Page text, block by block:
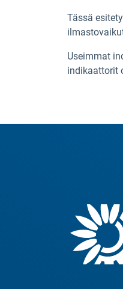
Tässä
Useimmat
indikaattorit